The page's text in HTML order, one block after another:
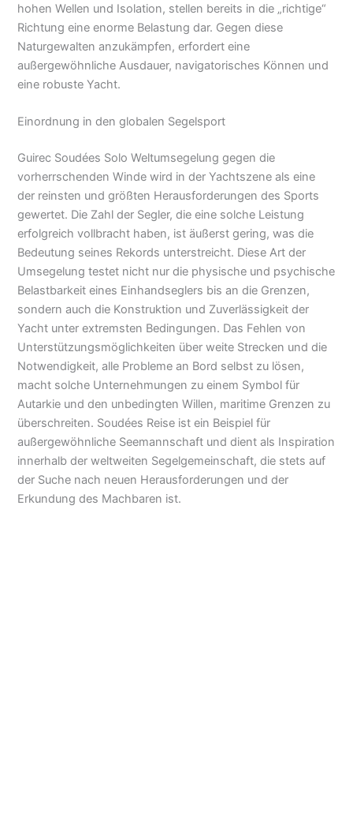
hohen Wellen und Isolation, stellen bereits in die „richtige“
Richtung eine enorme Belastung dar. Gegen diese
Naturgewalten anzukämpfen, erfordert eine
außergewöhnliche Ausdauer, navigatorisches Können und
eine robuste Yacht.
Einordnung in den globalen Segelsport
Guirec Soudées Solo Weltumsegelung gegen die
vorherrschenden Winde wird in der Yachtszene als eine
der reinsten und größten Herausforderungen des Sports
gewertet. Die Zahl der Segler, die eine solche Leistung
erfolgreich vollbracht haben, ist äußerst gering, was die
Bedeutung seines Rekords unterstreicht. Diese Art der
Umsegelung testet nicht nur die physische und psychische
Belastbarkeit eines Einhandseglers bis an die Grenzen,
sondern auch die Konstruktion und Zuverlässigkeit der
Yacht unter extremsten Bedingungen. Das Fehlen von
Unterstützungsmöglichkeiten über weite Strecken und die
Notwendigkeit, alle Probleme an Bord selbst zu lösen,
macht solche Unternehmungen zu einem Symbol für
Autarkie und den unbedingten Willen, maritime Grenzen zu
überschreiten. Soudées Reise ist ein Beispiel für
außergewöhnliche Seemannschaft und dient als Inspiration
innerhalb der weltweiten Segelgemeinschaft, die stets auf
der Suche nach neuen Herausforderungen und der
Erkundung des Machbaren ist.